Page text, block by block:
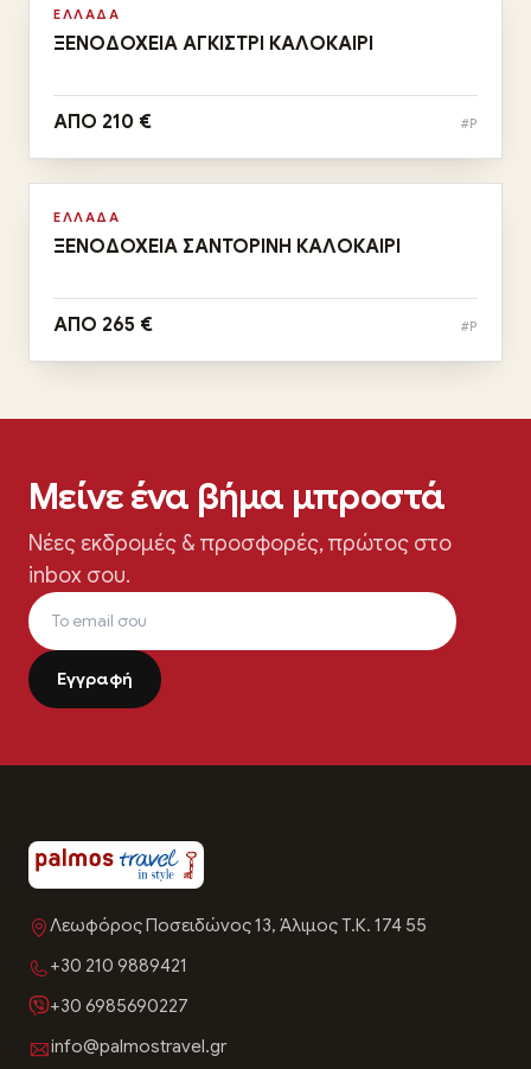
Αυγ
ΕΛΛΑΔΑ
ΞΕΝΟΔΟΧΕΙΑ ΑΓΚΙΣΤΡΙ ΚΑΛΟΚΑΙΡΙ
ΑΠΟ 210 € #P
Αυγ
Αναχωρήσεις:
ΑΥΓΟΥΣΤΟΣ
ΕΛΛΑΔΑ
ΞΕΝΟΔΟΧΕΙΑ ΣΑΝΤΟΡΙΝΗ ΚΑΛΟΚΑΙΡΙ
ΑΠΟ 265 € #P
Μείνε ένα βήμα μπροστά
Νέες εκδρομές & προσφορές, πρώτος στο
inbox σου.
Λεωφόρος Ποσειδώνος 13, Άλιμος Τ.Κ. 174 55
+30 210 9889421
+30 6985690227
info@palmostravel.gr